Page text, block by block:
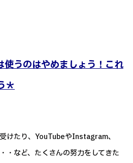
使うのはやめましょう！これ
＊
けたり、YouTubeやInstagram、
・など、たくさんの努力をしてきた